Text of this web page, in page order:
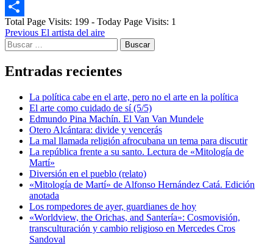
Email
Compartir
Total Page Visits: 199 - Today Page Visits: 1
Post
navigation
Previous El artista del aire
Buscar:
Entradas recientes
La política cabe en el arte, pero no el arte en la política
El arte como cuidado de sí (5/5)
Edmundo Pina Machín. El Van Van Mundele
Otero Alcántara: divide y vencerás
La mal llamada religión afrocubana un tema para discutir
La república frente a su santo. Lectura de «Mitología de
Martí»
Diversión en el pueblo (relato)
«Mitología de Martí» de Alfonso Hernández Catá. Edición
anotada
Los rompedores de ayer, guardianes de hoy
«Worldview, the Orichas, and Santería»: Cosmovisión,
transculturación y cambio religioso en Mercedes Cros
Sandoval